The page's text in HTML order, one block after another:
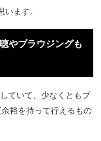
ます。
やブラウジングも
ていて、少なくともブ
裕を持って行えるもの